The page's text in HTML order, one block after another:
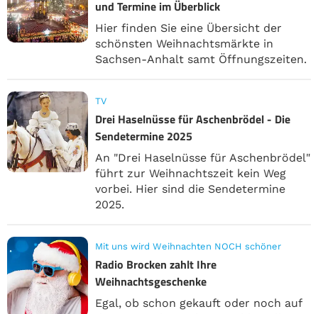
und Termine im Überblick
Hier finden Sie eine Übersicht der
schönsten Weihnachtsmärkte in
Sachsen-Anhalt samt Öffnungszeiten.
TV
Drei Haselnüsse für Aschenbrödel - Die
Sendetermine 2025
An "Drei Haselnüsse für Aschenbrödel"
führt zur Weihnachtszeit kein Weg
vorbei. Hier sind die Sendetermine
2025.
Mit uns wird Weihnachten NOCH schöner
Radio Brocken zahlt Ihre
Weihnachtsgeschenke
Egal, ob schon gekauft oder noch auf